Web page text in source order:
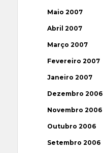
Maio 2007
Abril 2007
Março 2007
Fevereiro 2007
Janeiro 2007
Dezembro 2006
Novembro 2006
Outubro 2006
Setembro 2006